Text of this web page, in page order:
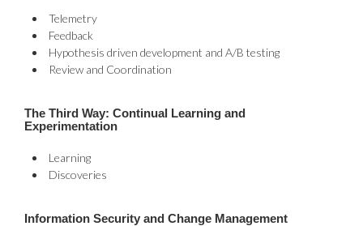
Telemetry
Feedback
Hypothesis driven development and A/B testing
Review and Coordination
The Third Way: Continual Learning and
Experimentation
Learning
Discoveries
Information Security and Change Management